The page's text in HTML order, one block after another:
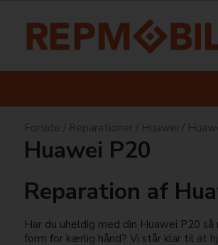
Forside / Reparationer / Huawei /
Huawei P20
Reparation af
Har du uheldig med din Huawei P20
form for kærlig hånd? Vi står klar til at